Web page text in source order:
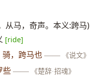
从马，奇声。本义:跨马)
[ride]
骑，跨马也 —— 《说文》
些 —— 《楚辞·招魂》